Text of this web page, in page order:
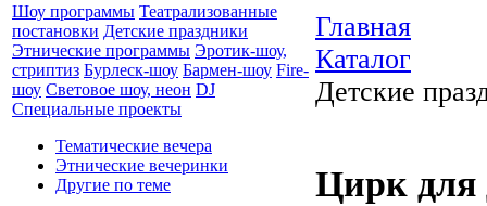
Шоу программы Театрализованные
постановки Детские праздники
Этнические программы Эротик-шоу,
стриптиз Бурлеск-шоу Бармен-шоу Fire-
шоу Световое шоу, неон DJ
Специальные проекты
Тематические вечера
Этнические вечеринки
Другие по теме
Главная
Каталог
Детские
Цирк для